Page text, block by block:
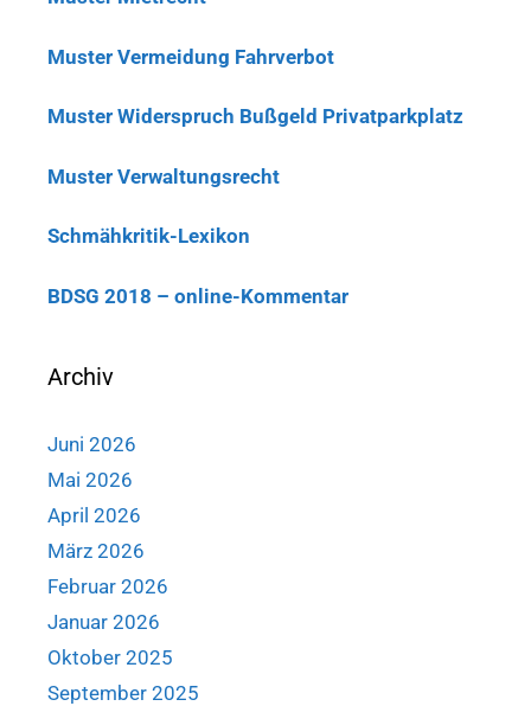
Muster Vermeidung Fahrverbot
Muster Widerspruch Bußgeld Privatparkplatz
Muster Verwaltungsrecht
Schmähkritik-Lexikon
BDSG 2018 – online-Kommentar
Archiv
Juni 2026
Mai 2026
April 2026
März 2026
Februar 2026
Januar 2026
Oktober 2025
September 2025